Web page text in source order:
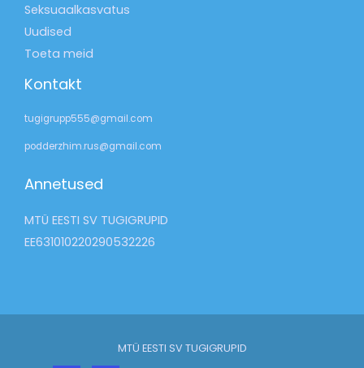
Seksuaalkasvatus
Uudised
Toeta meid
Kontakt
tugigrupp555@gmail.com
podderzhim.rus@gmail.com
Annetused
MTÜ EESTI SV TUGIGRUPID
EE631010220290532226
MTÜ EESTI SV TUGIGRUPID